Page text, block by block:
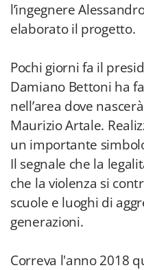
l’ingegnere
elaborato il progetto.
Pochi giorni fa il
Damiano Bettoni ha
nell’area dove
Maurizio Artale.
un importante
Il segnale che la
che la violenza si
scuole e luoghi di
generazioni.
Correva l'anno 2018